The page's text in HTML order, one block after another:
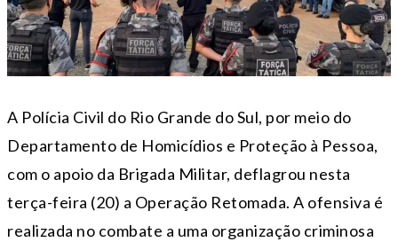
A Polícia Civil do Rio Grande do Sul, por meio do
Departamento de Homicídios e Proteção à Pessoa,
com o apoio da Brigada Militar, deflagrou nesta
terça-feira (20) a Operação Retomada. A ofensiva é
realizada no combate a uma organização criminosa